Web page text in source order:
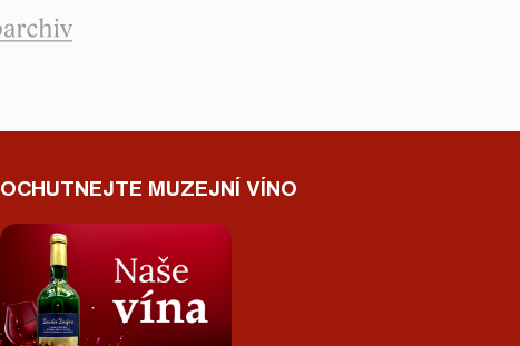
OCHUTNEJTE MUZEJNÍ VÍNO